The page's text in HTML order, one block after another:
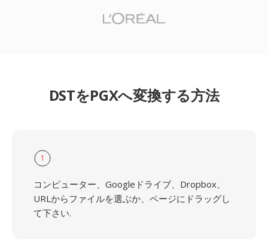
DSTをPGXへ変換する方法
1
コンピューター、Googleドライブ、Dropbox、
URLからファイルを選ぶか、ページにドラッグし
て下さい.